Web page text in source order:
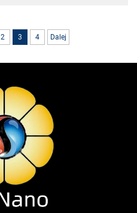
2 3 4 Dalej